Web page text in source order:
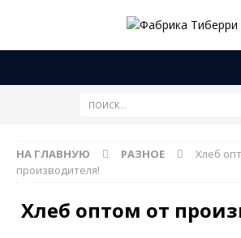
НА ГЛАВНУЮ РАЗНОЕ
Хлеб
производителя!
Хлеб оптом от